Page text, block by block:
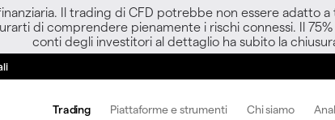
Il trading di CFD potrebbe non essere
di comprendere pienamente i rischi connessi. Il
conti degli investitori al dettaglio ha subito la
Trading Piattaforme e strumenti Chi siamo